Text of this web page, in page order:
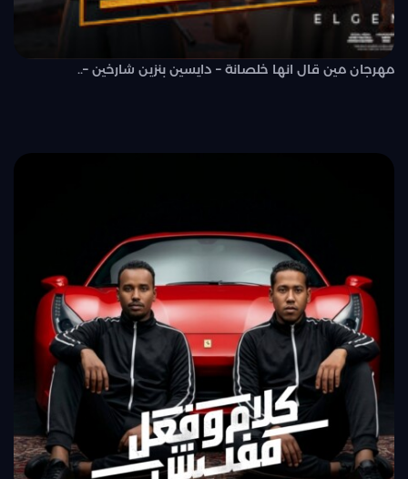
مهرجان مين قال انها خلصانة – دايسين بنزين شارخين –..